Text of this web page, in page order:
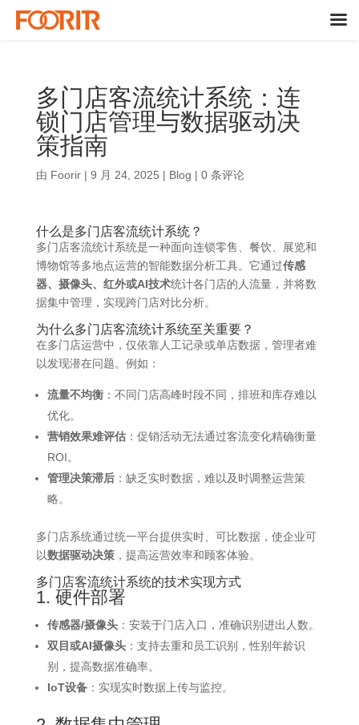
多门店客流统计系统：连
锁门店管理与数据驱动决
策指南
由 Foorir| 9 月 24, 2025 | Blog | 0 条评论
什么是多门店客流统计系统？
多门店客流统计系统是一种面向连锁零售、餐饮、展览和
博物馆等多地点运营的智能数据分析工具。它通过传感
器、摄像头、红外或AI技术统计各门店的人流量，并将数
据集中管理，实现跨门店对比分析。
为什么多门店客流统计系统至关重要？
在多门店运营中，仅依靠人工记录或单店数据，管理者难
以发现潜在问题。例如：
流量不均衡：不同门店高峰时段不同，排班和库存难以
优化。
营销效果难评估：促销活动无法通过客流变化精确衡量
ROI。
管理决策滞后：缺乏实时数据，难以及时调整运营策
略。
多门店系统通过统一平台提供实时、可比数据，使企业可
以数据驱动决策，提高运营效率和顾客体验。
多门店客流统计系统的技术实现方式
1. 硬件部署
传感器/摄像头：安装于门店入口，准确识别进出人数。
双目或AI摄像头：支持去重和员工识别，性别年龄识
别，提高数据准确率。
IoT设备：实现实时数据上传与监控。